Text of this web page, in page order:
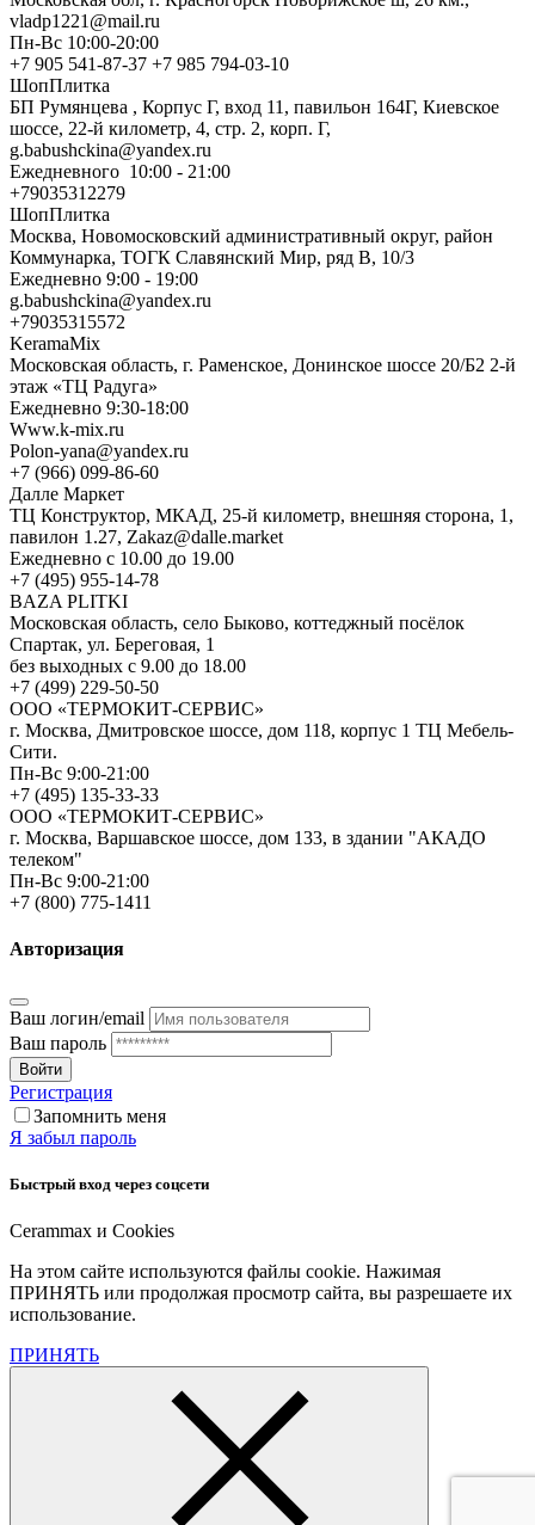
vladp1221@mail.ru
Пн-Вс 10:00-20:00
+7 905 541-87-37 +7 985 794-03-10
ШопПлитка
БП Румянцева , Корпус Г, вход 11, павильон 164Г, Киевское
шоссе, 22-й километр, 4, стр. 2, корп. Г,
g.babushckina@yandex.ru
Ежедневного 10:00 - 21:00
+79035312279
ШопПлитка
Москва, Новомосковский административный округ, район
Коммунарка, ТОГК Славянский Мир, ряд В, 10/3
Ежедневно 9:00 - 19:00
g.babushckina@yandex.ru
+79035315572
KeramaMix
Московская область, г. Раменское, Донинское шоссе 20/Б2 2-й
этаж «ТЦ Радуга»
Ежедневно 9:30-18:00
Www.k-mix.ru
Polon-yana@yandex.ru
+7 (966) 099-86-60
Далле Маркет
ТЦ Конструктор, МКАД, 25-й километр, внешняя сторона, 1,
павилон 1.27, Zakaz@dalle.market
Ежедневно с 10.00 до 19.00
+7 (495) 955-14-78
BAZA PLITKI
Московская область, село Быково, коттеджный посёлок
Спартак, ул. Береговая, 1
без выходных с 9.00 до 18.00
+7 (499) 229-50-50
ООО «ТЕРМОКИТ-СЕРВИС»
г. Москва, Дмитровское шоссе, дом 118, корпус 1 ТЦ Мебель-
Сити.
Пн-Вс 9:00-21:00
+7 (495) 135-33-33
ООО «ТЕРМОКИТ-СЕРВИС»
г. Москва, Варшавское шоссе, дом 133, в здании "АКАДО
телеком"
Пн-Вс 9:00-21:00
+7 (800) 775-1411
Авторизация
Ваш логин/email
Ваш пароль
Войти
Регистрация
Запомнить меня
Я забыл пароль
Быстрый вход через соцсети
Cerammax и Cookies
На этом сайте используются файлы cookie. Нажимая
ПРИНЯТЬ или продолжая просмотр сайта, вы разрешаете их
использование.
ПРИНЯТЬ